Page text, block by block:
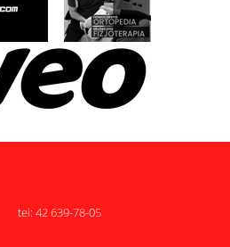
tel: 42 639-78-05